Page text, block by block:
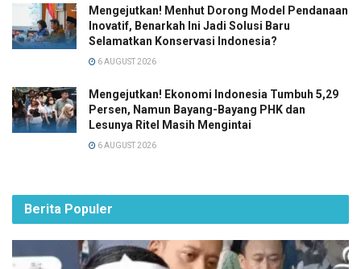
Mengejutkan! Menhut Dorong Model Pendanaan
Inovatif, Benarkah Ini Jadi Solusi Baru
Selamatkan Konservasi Indonesia?
6 AUGUST 2026
Mengejutkan! Ekonomi Indonesia Tumbuh 5,29
Persen, Namun Bayang-Bayang PHK dan
Lesunya Ritel Masih Mengintai
6 AUGUST 2026
Berita Populer